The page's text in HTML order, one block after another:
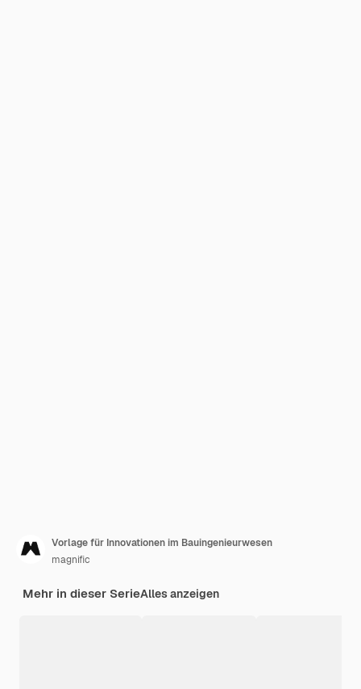
Vorlage für Innovationen im Bauingenieurwesen
magnific
Mehr in dieser SerieAlles anzeigen